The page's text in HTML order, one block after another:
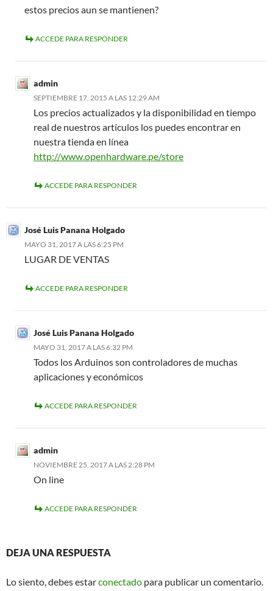
estos precios aun se mantienen?
ACCEDE PARA RESPONDER
admin
SEPTIEMBRE 17, 2015 A LAS 12:29 AM
Los precios actualizados y la disponibilidad en tiempo
real de nuestros artículos los puedes encontrar en
nuestra tienda en línea
http://www.openhardware.pe/store
ACCEDE PARA RESPONDER
José Luis Panana Holgado
MAYO 31, 2017 A LAS 6:25 PM
LUGAR DE VENTAS
ACCEDE PARA RESPONDER
José Luis Panana Holgado
MAYO 31, 2017 A LAS 6:32 PM
Todos los Arduinos son controladores de muchas
aplicaciones y económicos
ACCEDE PARA RESPONDER
admin
NOVIEMBRE 25, 2017 A LAS 2:28 PM
On line
ACCEDE PARA RESPONDER
DEJA UNA RESPUESTA
Lo siento, debes estarconectado para publicar un comentario.